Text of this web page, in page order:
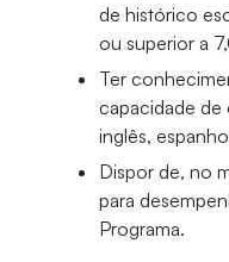
de histórico
ou superior a
Ter
capacidade de
inglês,
Dispor de, no
para
Programa.